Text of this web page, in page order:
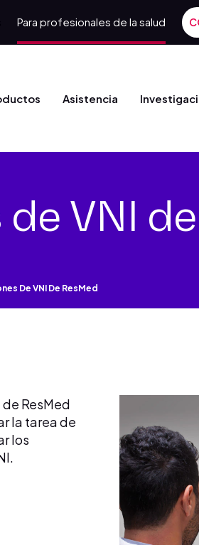
Para profesionales de la salud
Asistencia
VNI
De VNI De ResMed
ResMed
la tarea de
los